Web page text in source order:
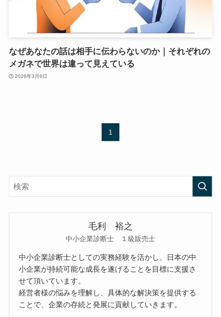
なぜあなたの話は相手に伝わらないのか｜それぞれの
メガネで世界は違って見えている
2026年3月6日
1
毛利 裕之
中小企業診断士 １級販売士
中小企業診断士としての実務経験を活かし、日本の中
小企業が持続可能な成長を遂げることを目標に支援さ
せて頂いています。
経営者様の悩みを理解し、具体的な解決策を提供する
ことで、企業の存続と発展に貢献していきます。